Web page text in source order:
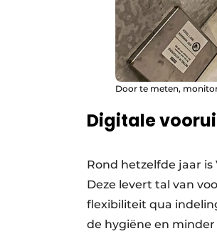
Door te meten,
Digitale
Rond hetzelfde jaar
Deze levert tal van
flexibiliteit qua
de hygiëne en